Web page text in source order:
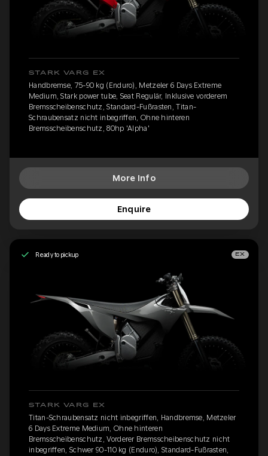
STARK VARG EX
Handbremse, 75-90 kg (Enduro), Metzeler 6 Days Extreme
Medium, Stark power tube, Seat Regulär, Inklusive vorderem
Bremsscheibenschutz, Standard-Fußrasten, Titan-
Schraubensatz nicht inbegriffen, Ohne hinteren
Bremsscheibenschutz, 80hp 'Alpha'
More Info
Enquire
Ready to pickup EX
STARK VARG EX
Titan-Schraubensatz nicht inbegriffen, Handbremse, Metzeler
6 Days Extreme Medium, Ohne hinteren
Bremsscheibenschutz, Vorderer Bremsscheibenschutz nicht
inbegriffen, Schwer 90-110 kg (Enduro), Standard-Fußrasten,